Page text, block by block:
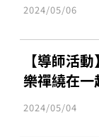
2024/05/06
【導師活
樂禪繞在一
2024/05/04